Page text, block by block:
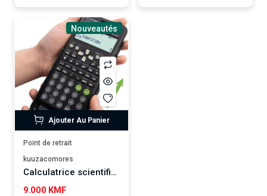
Nouveautés
Ajouter Au Panier
Point de retrait
kuuzacomores
Calculatrice scientifique fc-991ES PLUS
9.000 KMF